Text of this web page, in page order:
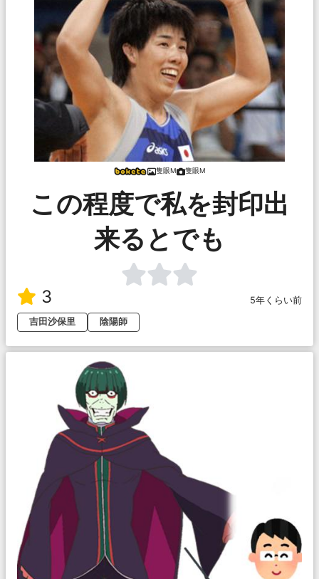
隻眼M 隻眼M
この程度で私を封印出
来るとでも
3
5年くらい前
吉田沙保里
陰陽師